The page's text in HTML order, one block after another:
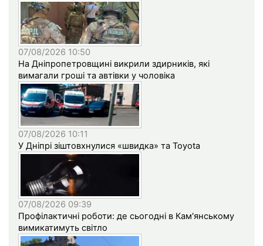
07/08/2026 10:50
На Дніпропетровщині викрили здирників, які
вимагали гроші та автівки у чоловіка
07/08/2026 10:11
У Дніпрі зіштовхнулися «швидка» та Toyota
07/08/2026 09:39
Профілактичні роботи: де сьогодні в Кам'янському
вимикатимуть світло